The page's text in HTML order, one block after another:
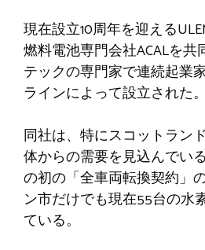
現在設立10周年を迎える
燃料電池専門会社ACALを
テックの専門家で連続起業
ラインによって設立された。
同社は、特にスコットラン
体からの需要を見込んでい
の初の「全車両転換契約」
ン市だけでも現在55台の水
ている。